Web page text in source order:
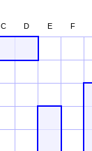
C D E F